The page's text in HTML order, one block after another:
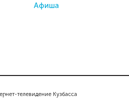
телевидение Кузбасса
Афиша